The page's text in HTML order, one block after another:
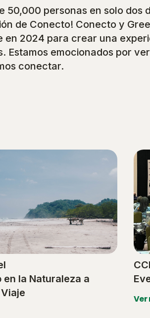
50,000 personas en solo dos
de Conecto! Conecto y
en 2024 para crear una
Estamos emocionados por
conectar.
en la Naturaleza a
Ver